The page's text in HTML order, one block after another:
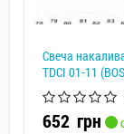
Свеча
TDCI 01-11
652 грн